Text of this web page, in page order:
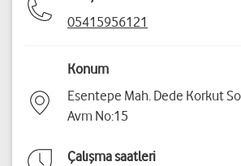
05415956121
Konum
Esentepe Mah. Dede Korkut
Avm No:15
Çalışma saatleri